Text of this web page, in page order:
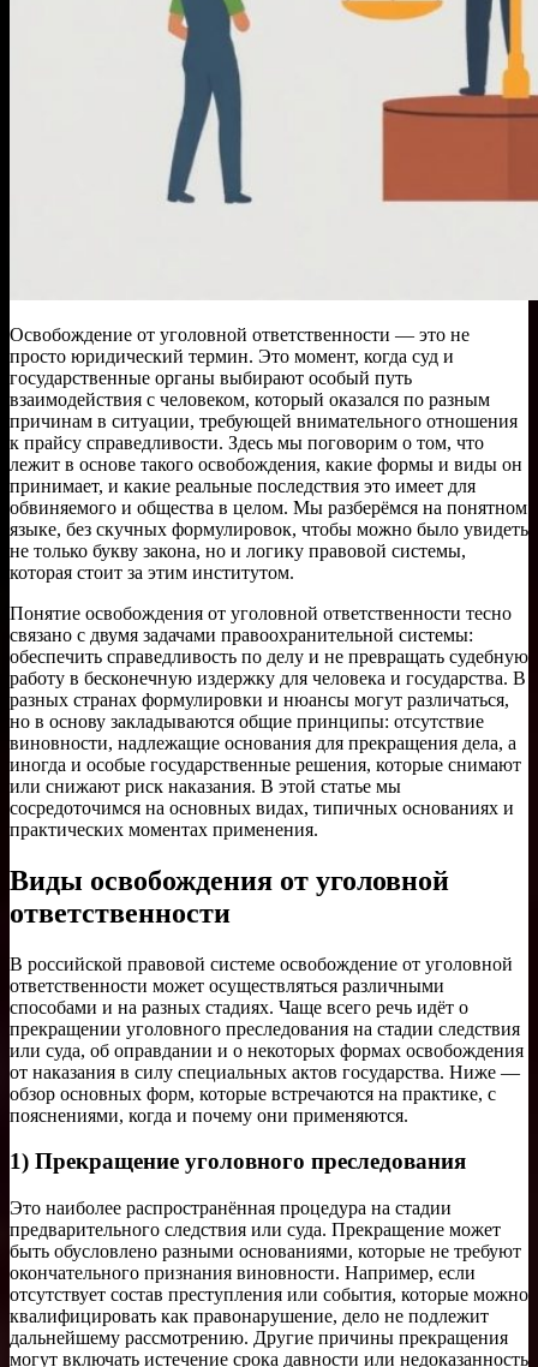
Освобождение от уголовной ответственности — это не
просто юридический термин. Это момент, когда суд и
государственные органы выбирают особый путь
взаимодействия с человеком, который оказался по разным
причинам в ситуации, требующей внимательного отношения
к прайсу справедливости. Здесь мы поговорим о том, что
лежит в основе такого освобождения, какие формы и виды он
принимает, и какие реальные последствия это имеет для
обвиняемого и общества в целом. Мы разберёмся на понятном
языке, без скучных формулировок, чтобы можно было увидеть
не только букву закона, но и логику правовой системы,
которая стоит за этим институтом.
Понятие освобождения от уголовной ответственности тесно
связано с двумя задачами правоохранительной системы:
обеспечить справедливость по делу и не превращать судебную
работу в бесконечную издержку для человека и государства. В
разных странах формулировки и нюансы могут различаться,
но в основу закладываются общие принципы: отсутствие
виновности, надлежащие основания для прекращения дела, а
иногда и особые государственные решения, которые снимают
или снижают риск наказания. В этой статье мы
сосредоточимся на основных видах, типичных основаниях и
практических моментах применения.
Виды освобождения от уголовной
ответственности
В российской правовой системе освобождение от уголовной
ответственности может осуществляться различными
способами и на разных стадиях. Чаще всего речь идёт о
прекращении уголовного преследования на стадии следствия
или суда, об оправдании и о некоторых формах освобождения
от наказания в силу специальных актов государства. Ниже —
обзор основных форм, которые встречаются на практике, с
пояснениями, когда и почему они применяются.
1) Прекращение уголовного преследования
Это наиболее распространённая процедура на стадии
предварительного следствия или суда. Прекращение может
быть обусловлено разными основаниями, которые не требуют
окончательного признания виновности. Например, если
отсутствует состав преступления или события, которые можно
квалифицировать как правонарушение, дело не подлежит
дальнейшему рассмотрению. Другие причины прекращения
могут включать истечение срока давности или недоказанность